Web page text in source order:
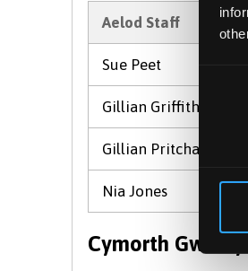
Aelod Staff
Sue Peet
Gillian Griffith
Gillian Pritchard
Nia Jones
Cymorth